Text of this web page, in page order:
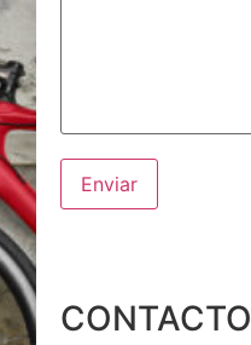
Enviar
CONTACTO